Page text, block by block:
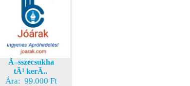
Ã–sszecsukha
tÃ³ kerÃ..
Ára: 99.000 Ft